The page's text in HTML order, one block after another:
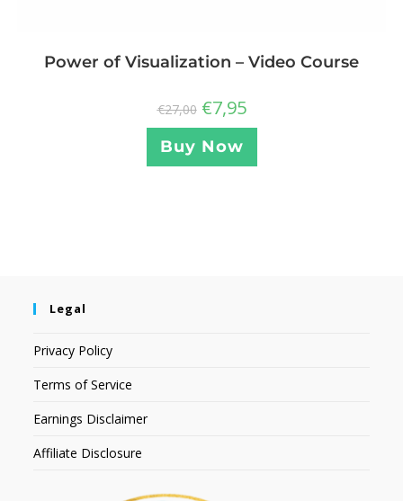
Power of Visualization – Video Course
€27,00 €7,95
Buy Now
Legal
Privacy Policy
Terms of Service
Earnings Disclaimer
Affiliate Disclosure